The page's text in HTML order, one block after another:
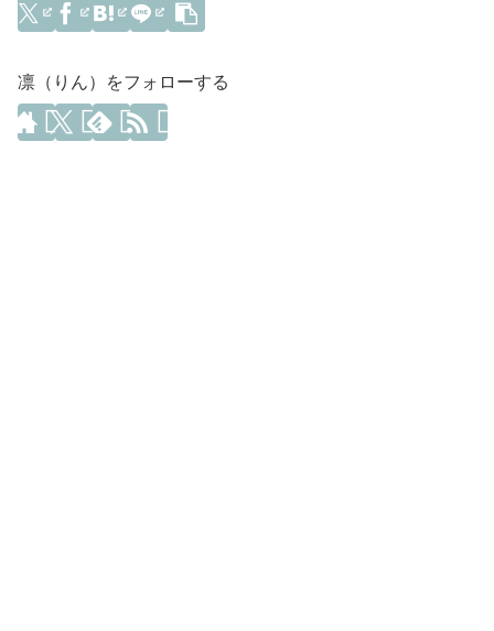
凛（りん）をフォローする